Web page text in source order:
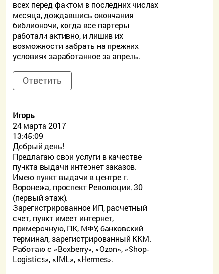
всех перед фактом в последних числах
месяца, дождавшись окончания
библионочи, когда все партеры
работали активно, и лишив их
возможности забрать на прежних
условиях заработанное за апрель.
Ответить
Игорь
24 марта 2017
13:45:09
Добрый день!
Предлагаю свои услуги в качестве
пункта выдачи интернет заказов.
Имею пункт выдачи в центре г.
Воронежа, проспект Революции, 30
(первый этаж).
Зарегистрированное ИП, расчетный
счет, пункт имеет интернет,
примерочную, ПК, МФУ, банковский
терминал, зарегистрированный ККМ.
Работаю с «Boxberry», «Ozon», «Shop-
Logistics», «IML», «Hermes».